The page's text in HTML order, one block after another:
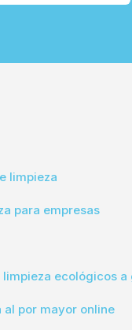
limpieza
para empresas
ecológicos a
por mayor online